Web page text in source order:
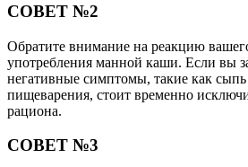
СОВЕТ №2
Обратите внимание на реакцию
употребления манной каши. Если вы
негативные симптомы, такие как сыпь
пищеварения, стоит временно
рациона.
СОВЕТ №3